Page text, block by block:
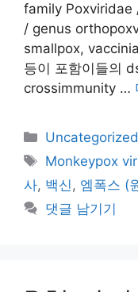
family Poxviridae
/ genus
smallpox,
등이 포함이들의
crossimmunity …
카
테
리
Uncategorized
태
그
Monkeypox
사, 백신, 엠폭스 (
댓글 남기기